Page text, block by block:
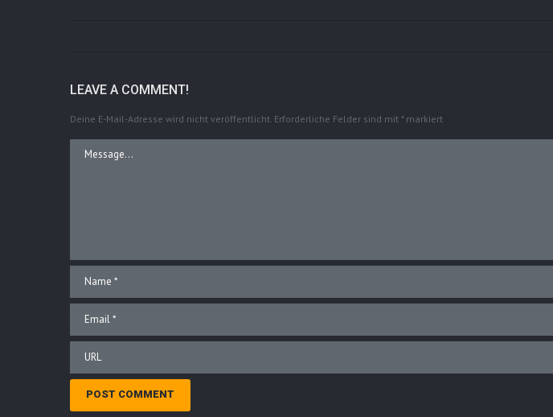
LEAVE A COMMENT!
Deine E-Mail-Adresse wird nicht veröffentlicht. Erforderliche Felder sind mit *markiert